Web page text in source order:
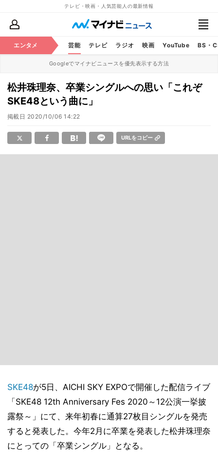
テレビ・映画・人気芸能人の最新情報
エンタメ 芸能 テレビ ラジオ 映画 YouTube BS・
Googleでマイナビニュースを優先表示する方法
松井珠理奈、卒業シングルへの思い「これぞ
SKE48という曲に」
掲載日 2020/10/06 14:22
URLをコピー
SKE48が5日、AICHI SKY EXPOで開催した配信ライブ
「SKE48 12th Anniversary Fes 2020～12公演一挙披
露祭～」にて、来年初春に通算27枚目シングルを発売
すると発表した。今年2月に卒業を発表した松井珠理奈
にとっての「卒業シングル」となる。